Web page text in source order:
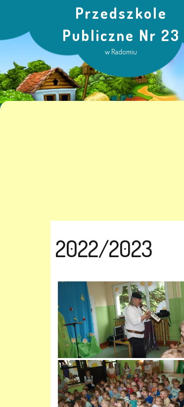
Przedszkole
Publiczne Nr 23
w Radomiu
2022/2023